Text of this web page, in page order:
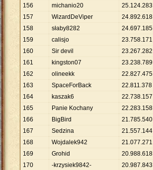
156
michanio20 25.124.283
157
WizardDeViper 24.892.618
158
słaby8282 24.697.185
159
calisjo 23.758.171
160
Sir devil 23.267.282
161
kingston07 23.238.789
162
olineekk 22.827.475
163
SpaceForBack 22.811.378
164
kaszak6 22.738.157
165
Panie Kochany 22.283.158
166
BigBird 21.785.540
167
Sedzina 21.557.144
168
Wojdalek942 21.077.271
169
Grohid 20.988.618
170
-krzysiek9842- 20.987.843